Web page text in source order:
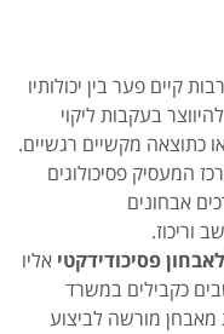
קיים פער בין יכולותיו
בעקבות ליקוי
כתוצאה מקשיים רגשיים.
המעסיק פסיכולוגים
אבחונים
וריכוז.
פסיכודידקטי אליו
כקבילים במשרד
מאבחן מורשה לביצוע